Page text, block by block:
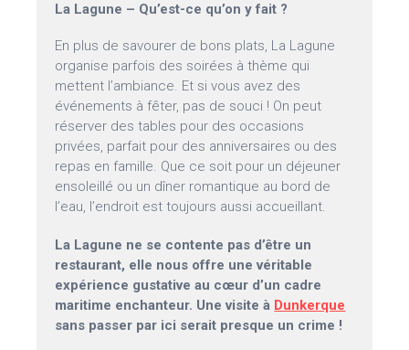
La Lagune – Qu’est-ce qu’on y fait ?
En plus de savourer de bons plats, La Lagune
organise parfois des soirées à thème qui
mettent l’ambiance. Et si vous avez des
événements à fêter, pas de souci ! On peut
réserver des tables pour des occasions
privées, parfait pour des anniversaires ou des
repas en famille. Que ce soit pour un déjeuner
ensoleillé ou un dîner romantique au bord de
l’eau, l’endroit est toujours aussi accueillant.
La Lagune ne se contente pas d’être un
restaurant, elle nous offre une véritable
expérience gustative au cœur d’un cadre
maritime enchanteur. Une visite à Dunkerque
sans passer par ici serait presque un crime !